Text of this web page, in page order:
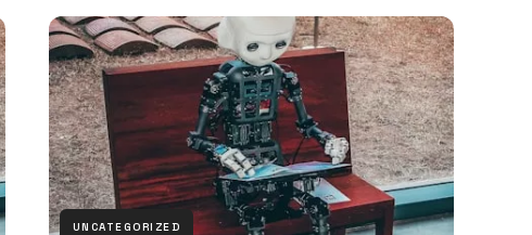
UNCATEGORIZED